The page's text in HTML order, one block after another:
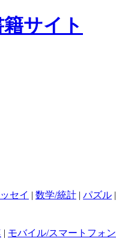
セイ | 数学/統計 | パズル |
| モバイル/スマートフォン